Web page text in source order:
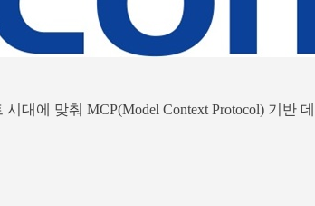
대에 맞춰 MCP(Model Context Protocol) 기반 데